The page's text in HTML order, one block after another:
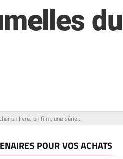
du
POUR VOS ACHATS